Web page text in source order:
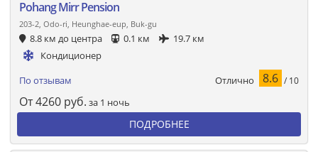
Pohang Mirr Pension
203-2, Odo-ri, Heunghae-eup, Buk-gu
8.8 км до центра 0.1 км
19.7 км
Кондиционер
По отзывам Отлично 8.6 / 10
От4260 руб. за 1 ночь
ПОДРОБНЕЕ